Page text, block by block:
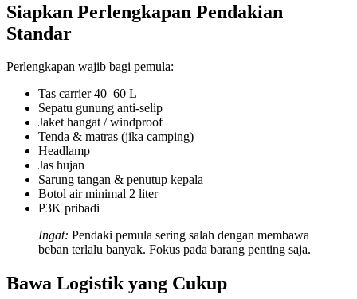
Siapkan Perlengkapan Pendakian
Standar
Perlengkapan wajib bagi pemula:
Tas carrier 40–60 L
Sepatu gunung anti-selip
Jaket hangat / windproof
Tenda & matras (jika camping)
Headlamp
Jas hujan
Sarung tangan & penutup kepala
Botol air minimal 2 liter
P3K pribadi
Ingat: Pendaki pemula sering salah dengan membawa
beban terlalu banyak. Fokus pada barang penting saja.
Bawa Logistik yang Cukup